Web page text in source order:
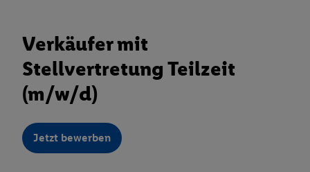
Verkäufer mit
Stellvertretung Teilzeit
(m/w/d)
Jetzt bewerben